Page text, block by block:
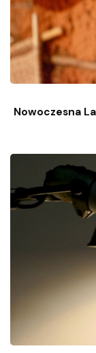
Nowoczesna